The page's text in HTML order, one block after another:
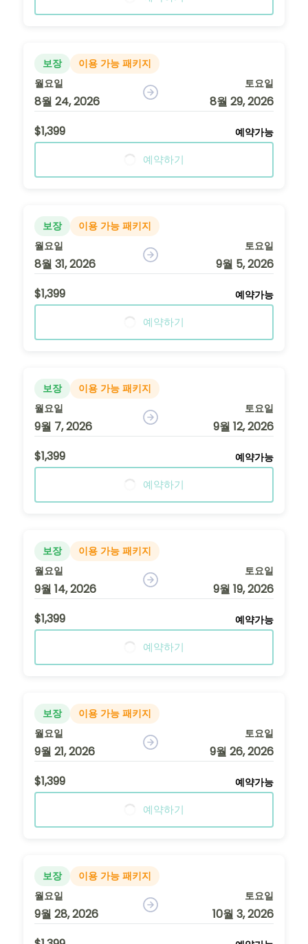
보장
이용 가능 패키지
월요일
8월 24, 2026
토요일
8월 29, 2026
$1,399
예약가능
예약하기
보장
이용 가능 패키지
월요일
8월 31, 2026
토요일
9월 5, 2026
$1,399
예약가능
예약하기
보장
이용 가능 패키지
월요일
9월 7, 2026
토요일
9월 12, 2026
$1,399
예약가능
예약하기
보장
이용 가능 패키지
월요일
9월 14, 2026
토요일
9월 19, 2026
$1,399
예약가능
예약하기
보장
이용 가능 패키지
월요일
9월 21, 2026
토요일
9월 26, 2026
$1,399
예약가능
예약하기
보장
이용 가능 패키지
월요일
9월 28, 2026
토요일
10월 3, 2026